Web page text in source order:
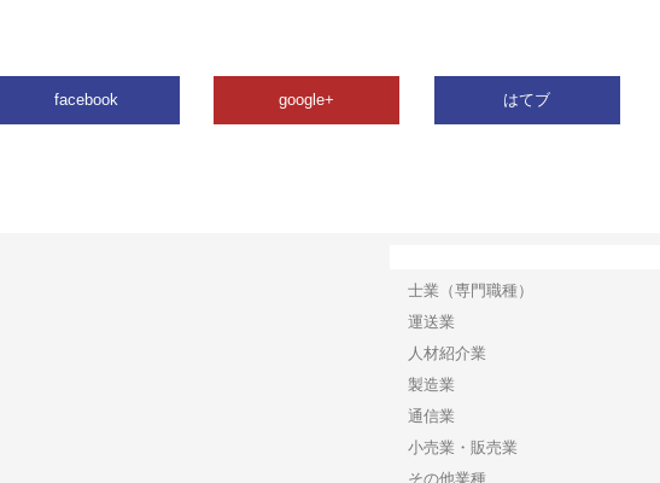
facebook google+ はてブ
士業（専門職種）
運送業
人材紹介業
製造業
通信業
小売業・販売業
その他業種